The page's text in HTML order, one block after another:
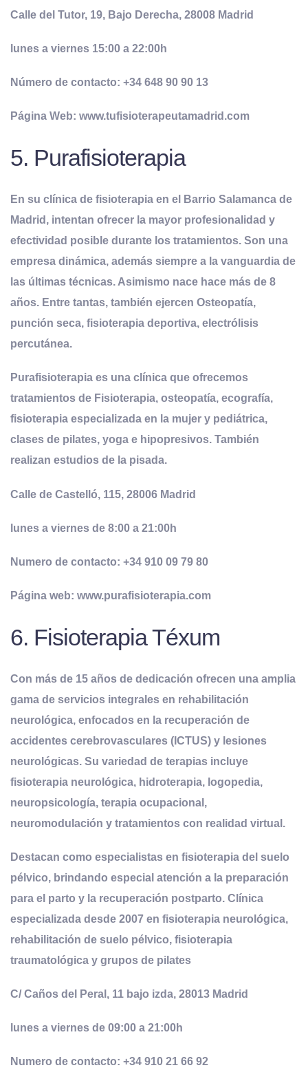
Calle del Tutor, 19, Bajo Derecha, 28008 Madrid
lunes a viernes 15:00 a 22:00h
Número de contacto: +34 648 90 90 13
Página Web: www.tufisioterapeutamadrid.com
5. Purafisioterapia
En su clínica de fisioterapia en el Barrio Salamanca de
Madrid, intentan ofrecer la mayor profesionalidad y
efectividad posible durante los tratamientos. Son una
empresa dinámica, además siempre a la vanguardia de
las últimas técnicas. Asimismo nace hace más de 8
años. Entre tantas, también ejercen Osteopatía,
punción seca, fisioterapia deportiva, electrólisis
percutánea.
Purafisioterapia es una clínica que ofrecemos
tratamientos de Fisioterapia, osteopatía, ecografía,
fisioterapia especializada en la mujer y pediátrica,
clases de pilates, yoga e hipopresivos. También
realizan estudios de la pisada.
Calle de Castelló, 115, 28006 Madrid
lunes a viernes de 8:00 a 21:00h
Numero de contacto: +34 910 09 79 80
Página web: www.purafisioterapia.com
6. Fisioterapia Téxum
Con más de 15 años de dedicación ofrecen una amplia
gama de servicios integrales en rehabilitación
neurológica, enfocados en la recuperación de
accidentes cerebrovasculares (ICTUS) y lesiones
neurológicas. Su variedad de terapias incluye
fisioterapia neurológica, hidroterapia, logopedia,
neuropsicología, terapia ocupacional,
neuromodulación y tratamientos con realidad virtual.
Destacan como especialistas en fisioterapia del suelo
pélvico, brindando especial atención a la preparación
para el parto y la recuperación postparto. Clínica
especializada desde 2007 en fisioterapia neurológica,
rehabilitación de suelo pélvico, fisioterapia
traumatológica y grupos de pilates
C/ Caños del Peral, 11 bajo izda, 28013 Madrid
lunes a viernes de 09:00 a 21:00h
Numero de contacto: +34 910 21 66 92